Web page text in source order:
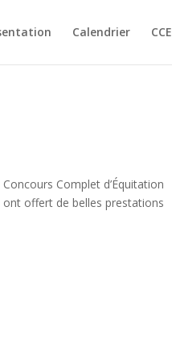
Calendrier CCE
Complet d’Équitation
ont offert de belles prestations